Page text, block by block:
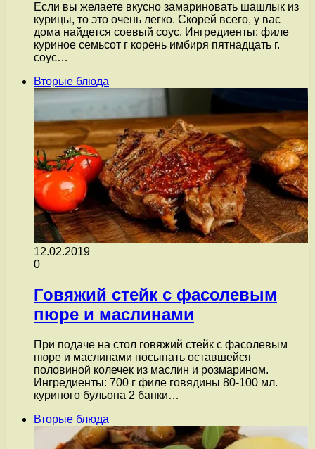
Если вы желаете вкусно замариновать шашлык из
курицы, то это очень легко. Скорей всего, у вас
дома найдется соевый соус. Ингредиенты: филе
куриное семьсот г корень имбиря пятнадцать г.
соус…
Вторые блюда
12.02.2019
0
Говяжий стейк с фасолевым
пюре и маслинами
При подаче на стол говяжий стейк с фасолевым
пюре и маслинами посыпать оставшейся
половиной колечек из маслин и розмарином.
Ингредиенты: 700 г филе говядины 80-100 мл.
куриного бульона 2 банки…
Вторые блюда